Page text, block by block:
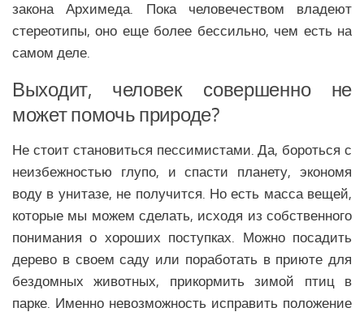
закона Архимеда. Пока человечеством владеют
стереотипы, оно еще более бессильно, чем есть на
самом деле.
Выходит, человек совершенно не
может помочь природе?
Не стоит становиться пессимистами. Да, бороться с
неизбежностью глупо, и спасти планету, экономя
воду в унитазе, не получится. Но есть масса вещей,
которые мы можем сделать, исходя из собственного
понимания о хороших поступках. Можно посадить
дерево в своем саду или поработать в приюте для
бездомных животных, прикормить зимой птиц в
парке. Именно невозможность исправить положение